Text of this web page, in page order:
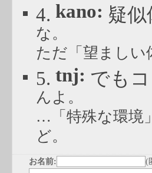
4. kano: 疑
な。
ただ「望ましい
5. tnj: でも
んよ。
…「特殊な環境
ど。
お名前: (